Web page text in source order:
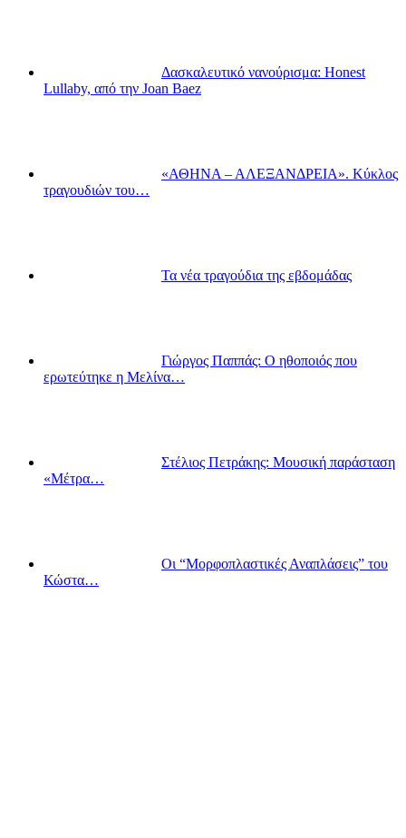
Δασκαλευτικό νανούρισμα: Honest
Lullaby, από την Joan Baez
«ΑΘΗΝΑ – ΑΛΕΞΑΝΔΡΕΙΑ». Κύκλος
τραγουδιών του…
Τα νέα τραγούδια της εβδομάδας
Γιώργος Παππάς: Ο ηθοποιός που
ερωτεύτηκε η Μελίνα…
Στέλιος Πετράκης: Μουσική παράσταση
«Μέτρα…
Οι “Μορφοπλαστικές Αναπλάσεις” του
Κώστα…